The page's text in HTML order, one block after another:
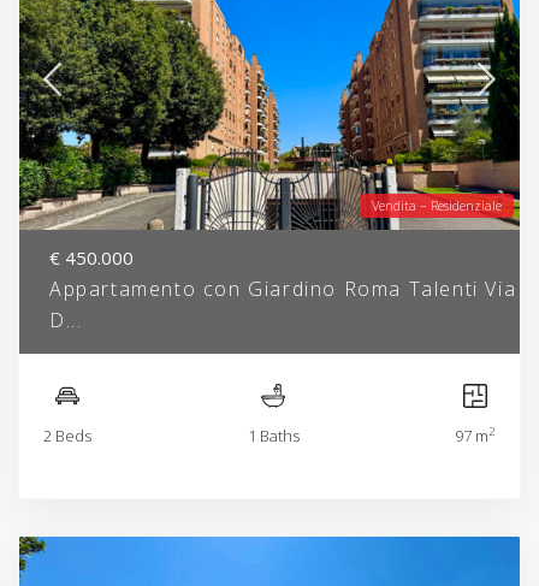
Vendita – Residenziale
€ 450.000
Appartamento con Giardino Roma Talenti Via
D...
2 Beds 1 Baths 97 m2